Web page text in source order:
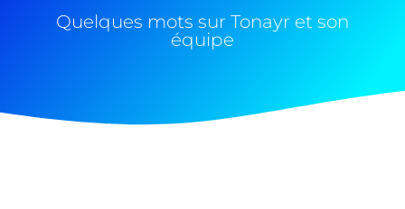
Quelques mots sur Tonayr et son
équipe